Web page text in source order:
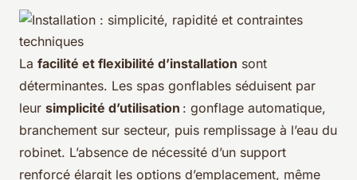
La facilité et flexibilité d’installation sont
déterminantes. Les spas gonflables séduisent par
leur simplicité d’utilisation : gonflage automatique,
branchement sur secteur, puis remplissage à l’eau du
robinet. L’absence de nécessité d’un support
renforcé élargit les options d’emplacement, même